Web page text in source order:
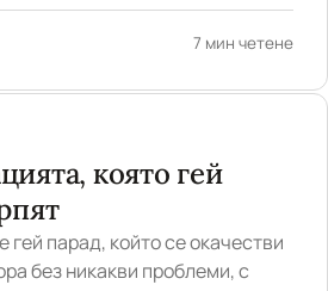
7 мин четене
която гей
гей пaрад, който се окачестви
без никакви проблеми, с